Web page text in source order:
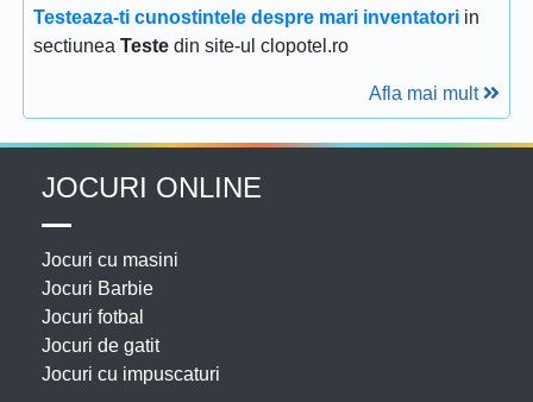
Testeaza-ti cunostintele despre mari inventatori in
sectiunea Teste din site-ul clopotel.ro
Afla mai mult
JOCURI ONLINE
Jocuri cu masini
Jocuri Barbie
Jocuri fotbal
Jocuri de gatit
Jocuri cu impuscaturi